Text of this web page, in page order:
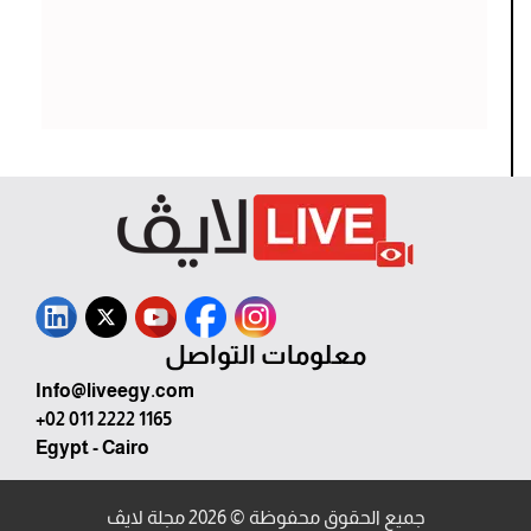
معلومات التواصل
Info@liveegy.com
+02 011 2222 1165
Egypt - Cairo
جميع الحقوق محفوظة © 2026 مجلة لايڤ